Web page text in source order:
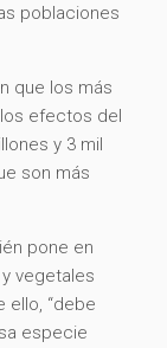
poblaciones
que los más
efectos del
y 3 mil
son más
pone en
vegetales
ello, “debe
especie